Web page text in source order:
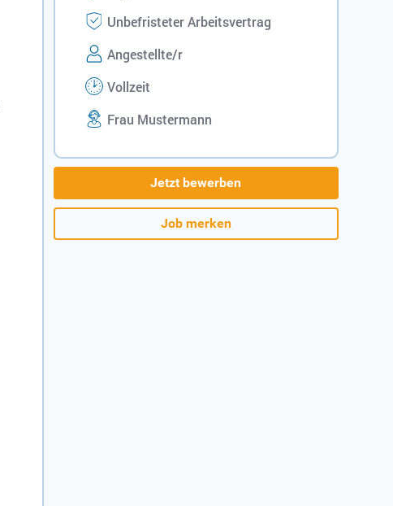
Unbefristeter Arbeitsvertrag
Angestellte/r
Vollzeit
Frau Mustermann
Jetzt bewerben
Job merken